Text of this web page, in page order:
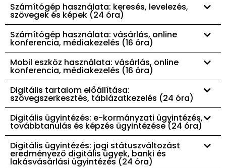
Számítógép használata: keresés, levelezés,
szövegek és képek (24 óra)
Számítógép használata: vásárlás, online
konferencia, médiakezelés (16 óra)
Mobil eszköz használata: vásárlás, online
konferencia, médiakezelés (16 óra)
Digitális tartalom előállítása:
szövegszerkesztés, táblázatkezelés (24 óra)
Digitális ügyintézés: e-kormányzati ügyintézés,
továbbtanulás és képzés ügyintézése (24 óra)
Digitális ügyintézés: jogi státuszváltozást
eredményező digitális ügyek, banki és
lakásvásárlási ügyintézés (24 óra)